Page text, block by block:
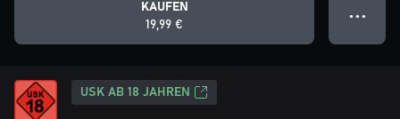
KAUFEN
19,99 €
● ● ●
USK AB 18 JAHREN